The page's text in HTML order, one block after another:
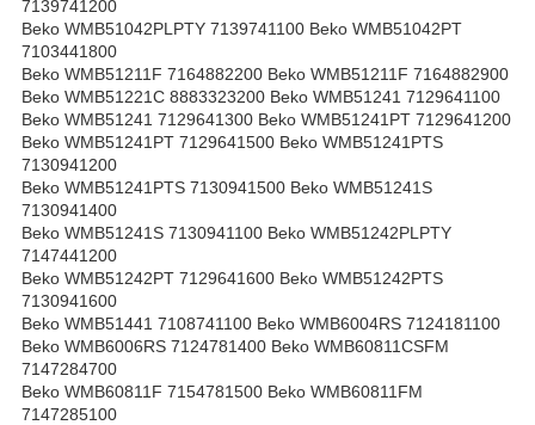
7139741200
Beko WMB51042PLPTY 7139741100 Beko WMB51042PT
7103441800
Beko WMB51211F 7164882200 Beko WMB51211F 7164882900
Beko WMB51221C 8883323200 Beko WMB51241 7129641100
Beko WMB51241 7129641300 Beko WMB51241PT 7129641200
Beko WMB51241PT 7129641500 Beko WMB51241PTS
7130941200
Beko WMB51241PTS 7130941500 Beko WMB51241S
7130941400
Beko WMB51241S 7130941100 Beko WMB51242PLPTY
7147441200
Beko WMB51242PT 7129641600 Beko WMB51242PTS
7130941600
Beko WMB51441 7108741100 Beko WMB6004RS 7124181100
Beko WMB6006RS 7124781400 Beko WMB60811CSFM
7147284700
Beko WMB60811F 7154781500 Beko WMB60811FM
7147285100